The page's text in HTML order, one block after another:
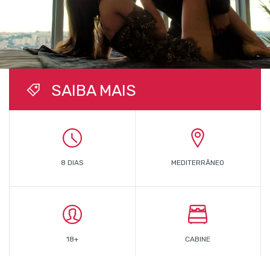
SAIBA MAIS
8 DIAS MEDITERRÂNEO
18+ CABINE